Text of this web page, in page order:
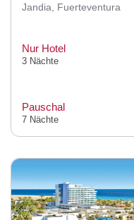
Jandia, Fuerteventura
Nur Hotel
3 Nächte
Pauschal
7 Nächte